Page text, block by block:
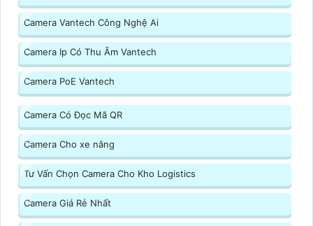
Camera Vantech Công Nghệ Ai
Camera Ip Có Thu Âm Vantech
Camera PoE Vantech
Camera Có Đọc Mã QR
Camera Cho xe nâng
Tư Vấn Chọn Camera Cho Kho Logistics
Camera Giá Rẻ Nhất